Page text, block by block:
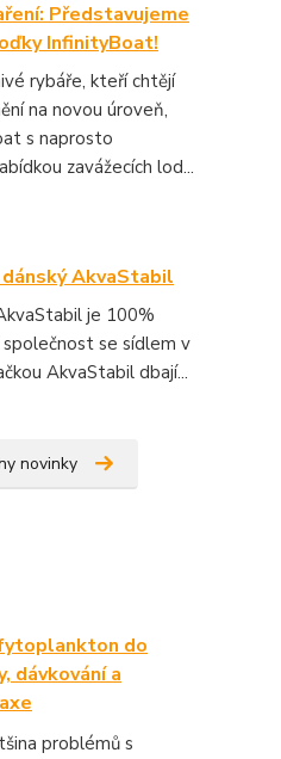
Představujeme
InfinityBoat!
rybáře, kteří chtějí
na novou úroveň,
s naprosto
zavážecích lod...
AkvaStabil
je 100%
společnost se sídlem v
AkvaStabil dbají...
novinky
do
dávkování a
problémů s